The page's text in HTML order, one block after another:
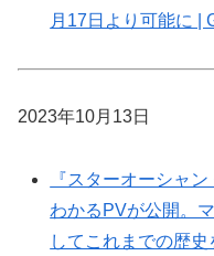
月17日より可能に |
2023年10月13日
『スターオーシャ
わかるPVが公開。
してこれまでの歴